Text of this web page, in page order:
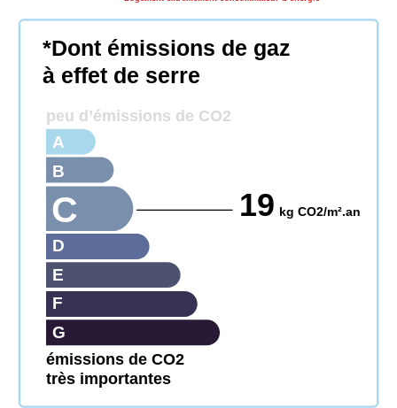
émissions de CO2
très importantes
*Dont émissions de gaz
à effet de serre
peu d’émissions de CO2
G
F
E
D
C 19 kg CO2/m².an
B
A